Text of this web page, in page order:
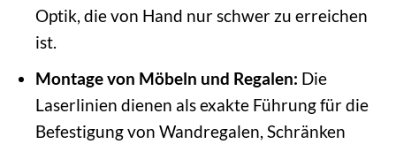
Optik, die von Hand nur schwer zu erreichen
ist.
Montage von Möbeln und Regalen: Die
Laserlinien dienen als exakte Führung für die
Befestigung von Wandregalen, Schränken